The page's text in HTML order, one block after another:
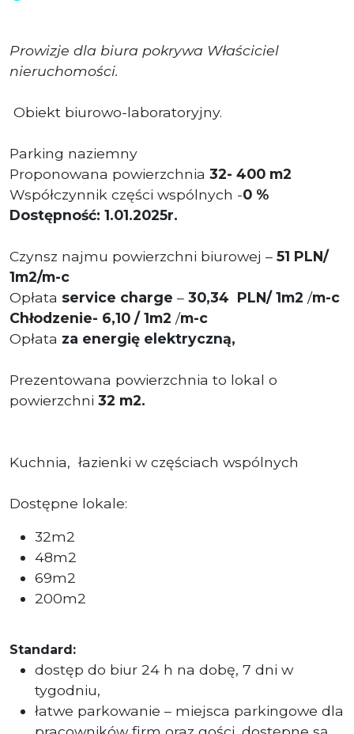
Prowizje dla biura pokrywa Właściciel
nieruchomości.
Obiekt biurowo-laboratoryjny.
Parking naziemny
Proponowana powierzchnia 32- 400 m2
Współczynnik części wspólnych -0 %
Dostępność: 1.01.2025r.
Czynsz najmu powierzchni biurowej – 51 PLN/
1m2/m-c
Opłata service charge – 30,34 PLN/1m2 /m-c
Chłodzenie- 6,10 / 1m2 /m-c
Opłata za energię elektryczną,
Prezentowana powierzchnia to lokal o
powierzchni 32 m2.
Kuchnia, łazienki w częściach wspólnych
Dostępne lokale:
32m2
48m2
69m2
200m2
Standard:
dostęp do biur 24 h na dobę, 7 dni w
tygodniu,
łatwe parkowanie – miejsca parkingowe dla